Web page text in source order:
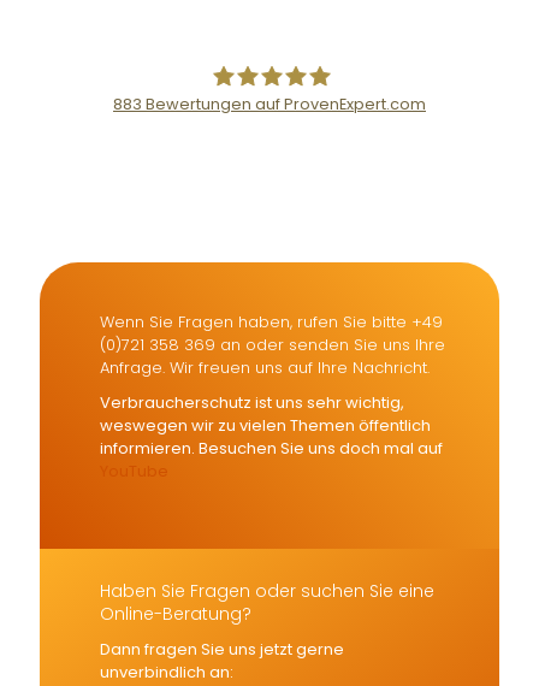
Finanzberater Karlsruhe
883 Bewertungen auf ProvenExpert.com
Wenn Sie Fragen haben, rufen Sie bitte +49
(0)721 358 369 an oder senden Sie uns Ihre
Anfrage. Wir freuen uns auf Ihre Nachricht.
Verbraucherschutz ist uns sehr wichtig,
weswegen wir zu vielen Themen öffentlich
informieren. Besuchen Sie uns doch mal auf
YouTube
Haben Sie Fragen oder suchen Sie eine
Online-Beratung?
Dann fragen Sie uns jetzt gerne
unverbindlich an: